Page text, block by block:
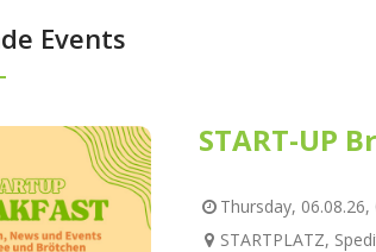
Events
START-UP
Thursday,
STARTPLATZ,